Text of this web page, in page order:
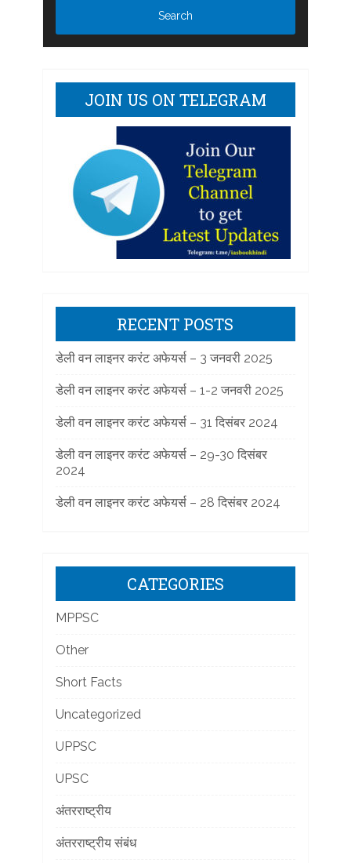
JOIN US ON TELEGRAM
RECENT POSTS
डेली वन लाइनर करंट अफेयर्स – 3 जनवरी 2025
डेली वन लाइनर करंट अफेयर्स – 1-2 जनवरी 2025
डेली वन लाइनर करंट अफेयर्स – 31 दिसंबर 2024
डेली वन लाइनर करंट अफेयर्स – 29-30 दिसंबर
2024
डेली वन लाइनर करंट अफेयर्स – 28 दिसंबर 2024
CATEGORIES
MPPSC
Other
Short Facts
Uncategorized
UPPSC
UPSC
अंतरराष्ट्रीय
अंतरराष्ट्रीय संबंध